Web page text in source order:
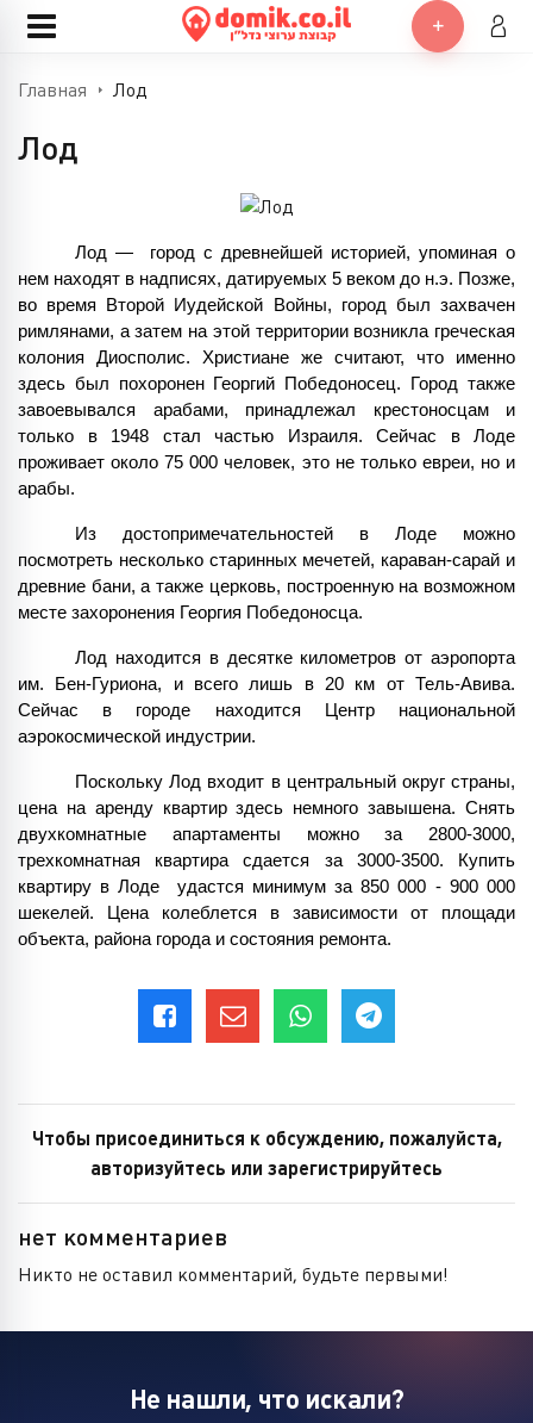
Главная Лод
Лод
Лод —  город с древнейшей историей, упоминая о
нем находят в надписях, датируемых 5 веком до н.э. Позже,
во время Второй Иудейской Войны, город был захвачен
римлянами, а затем на этой территории возникла греческая
колония Диосполис. Христиане же считают, что именно
здесь был похоронен Георгий Победоносец. Город также
завоевывался арабами, принадлежал крестоносцам и
только в 1948 стал частью Израиля. Сейчас в Лоде
проживает около 75 000 человек, это не только евреи, но и
арабы.
Из достопримечательностей в Лоде можно
посмотреть несколько старинных мечетей, караван-сарай и
древние бани, а также церковь, построенную на возможном
месте захоронения Георгия Победоносца.
Лод находится в десятке километров от аэропорта
им. Бен-Гуриона, и всего лишь в 20 км от Тель-Авива.
Сейчас в городе находится Центр национальной
аэрокосмической индустрии.
Поскольку Лод входит в центральный округ страны,
цена на аренду квартир здесь немного завышена. Снять
двухкомнатные апартаменты можно за 2800-3000,
трехкомнатная квартира сдается за 3000-3500. Купить
квартиру в Лоде  удастся минимум за 850 000 - 900 000
шекелей. Цена колеблется в зависимости от площади
объекта, района города и состояния ремонта.
Чтобы присоединиться к обсуждению, пожалуйста,
авторизуйтесь или зарегистрируйтесь
нет комментариев
Никто не оставил комментарий, будьте первыми!
Не нашли, что искали?